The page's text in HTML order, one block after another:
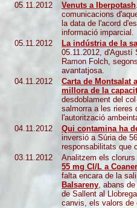
05.11.2012
Venuts a Iberpotash
comunicacions
la data de l'acord
informació imparcial.
05.11.2012
La indústria de la
05.11.2012, d'Agustí
Ramon Folch,
avantatjosa.
04.11.2012
Carta de Montsalat
millora de la
desdoblament del
salmorra a les rieres
l'autorització
04.11.2012
Qui contamina ha
inversió a Súria de
responsabilitats que
03.11.2012
Analitzem els
55 mg Cl/L a Coaner
falta encara de la
Balsareny, abans
de Sallent al
canvis, els valors de